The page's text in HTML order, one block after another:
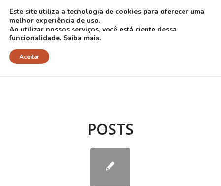
Arquivo para Tag: gene COMT
POSTS
Este site utiliza a tecnologia de cookies para oferecer uma
melhor experiência de uso.
Ao utilizar nossos serviços, você está ciente dessa
funcionalidade. Saiba mais.
Aceitar